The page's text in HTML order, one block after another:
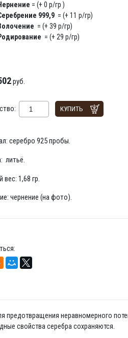
= (+ 0 р/гр )
999,9 = (+ 11 р/гр)
= (+ 39 р/гр)
= (+ 29 р/гр)
руб.
КУПИТЬ
серебро 925 пробы.
литьё.
вес: 1,68 гр.
чернение (на фото).
предотвращения неравномерного
свойства серебра сохраняются.